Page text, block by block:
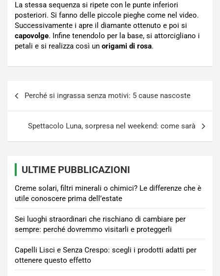
La stessa sequenza si ripete con le punte inferiori
posteriori. Si fanno delle piccole pieghe come nel video.
Successivamente i apre il diamante ottenuto e poi si
capovolge. Infine tenendolo per la base, si attorcigliano i
petali e si realizza così un origami di rosa.
Perché si ingrassa senza motivi: 5 cause nascoste
Spettacolo Luna, sorpresa nel weekend: come sarà
ULTIME PUBBLICAZIONI
Creme solari, filtri minerali o chimici? Le differenze che è
utile conoscere prima dell’estate
Sei luoghi straordinari che rischiano di cambiare per
sempre: perché dovremmo visitarli e proteggerli
Capelli Lisci e Senza Crespo: scegli i prodotti adatti per
ottenere questo effetto